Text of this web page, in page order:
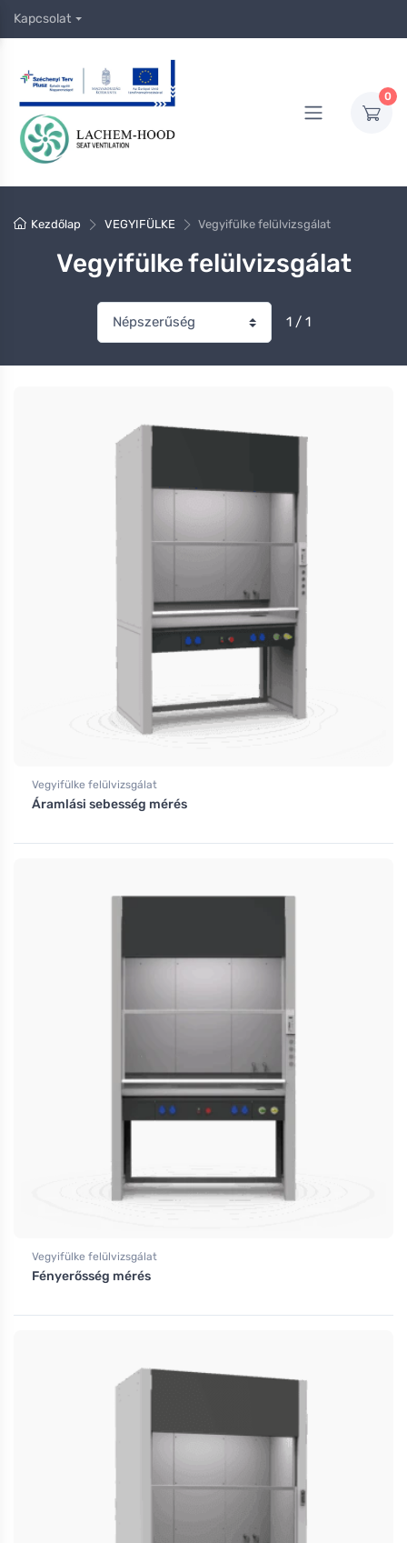
Kapcsolat
0
Kezdőlap VEGYIFÜLKE Vegyifülke felülvizsgálat
Vegyifülke felülvizsgálat
1 / 1
Vegyifülke felülvizsgálat
Áramlási sebesség mérés
Vegyifülke felülvizsgálat
Fényerősség mérés